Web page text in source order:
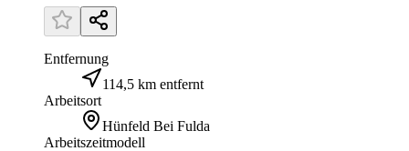
Entfernung
114,5 km entfernt
Arbeitsort
Hünfeld Bei Fulda
Arbeitszeitmodell